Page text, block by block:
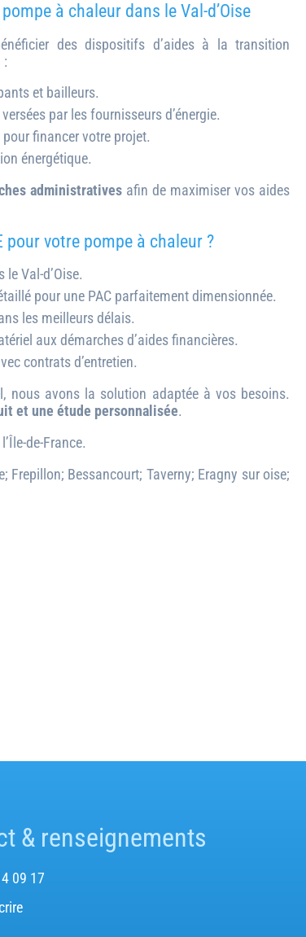
à chaleur dans le Val-d’Oise
des dispositifs d’aides à la transition
:
et bailleurs.
par les fournisseurs d’énergie.
financer votre projet.
énergétique.
administratives afin de maximiser vos aides
votre pompe à chaleur ?
Val-d’Oise.
pour une PAC parfaitement dimensionnée.
les meilleurs délais.
aux démarches d’aides financières.
contrats d’entretien.
nous avons la solution adaptée à vos besoins.
et une étude personnalisée.
de-France.
Frepillon; Bessancourt; Taverny; Eragny sur oise;
& renseignements
09 17